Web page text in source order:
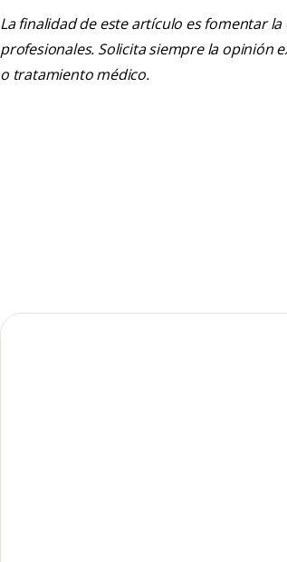
La finalidad de este artículo es fomentar
profesionales. Solicita siempre la opinión
o tratamiento médico.